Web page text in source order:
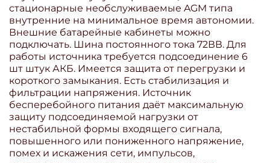
стационарные необслуживаемые AGM типа
внутренние на минимальное время автономии.
Внешние батарейные кабинеты можно
подключать. Шина постоянного тока 72ВВ. Для
работы источника требуется подсоединение 6
шт штук АКБ. Имеется защита от перегрузки и
короткого замыкания. Есть стабилизация и
фильтрации напряжения. Источник
бесперебойного питания даёт максимальную
защиту подсоединяемой нагрузки от
нестабильной формы входящего сигнала,
повышенного или пониженного напряжение,
помех и искажения сети, импульсов,